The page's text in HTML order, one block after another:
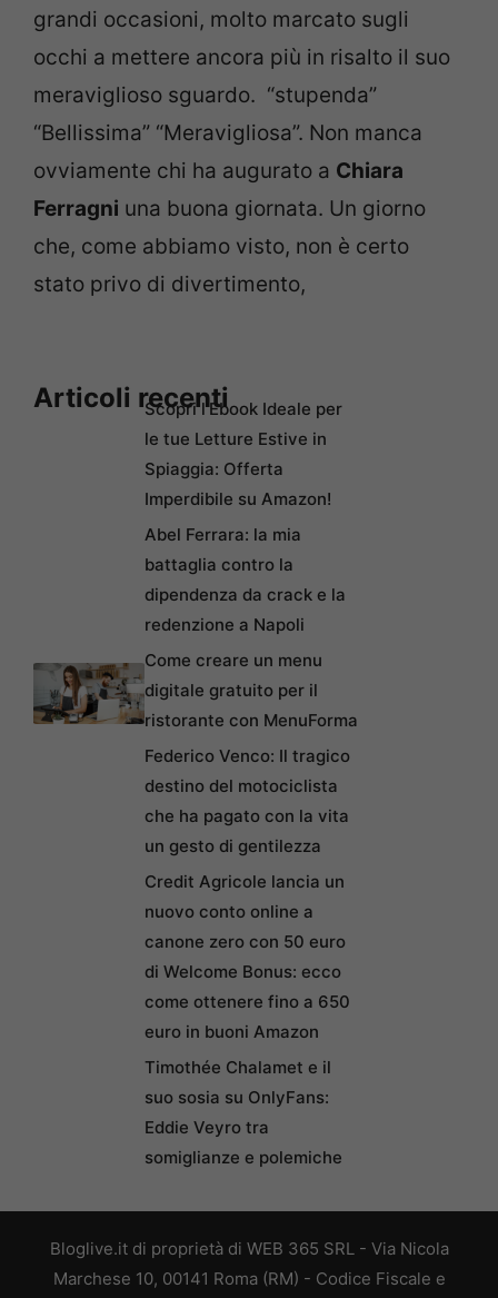
grandi occasioni, molto marcato sugli
occhi a mettere ancora più in risalto il suo
meraviglioso sguardo. “stupenda”
“Bellissima” “Meravigliosa”. Non manca
ovviamente chi ha augurato a Chiara
Ferragni una buona giornata. Un giorno
che, come abbiamo visto, non è certo
stato privo di divertimento,
Articoli recentiScopri l’Ebook Ideale per
le tue Letture Estive in
Spiaggia: Offerta
Imperdibile su Amazon!
Abel Ferrara: la mia
battaglia contro la
dipendenza da crack e la
redenzione a Napoli
Come creare un menu
digitale gratuito per il
ristorante con MenuForma
Federico Venco: Il tragico
destino del motociclista
che ha pagato con la vita
un gesto di gentilezza
Credit Agricole lancia un
nuovo conto online a
canone zero con 50 euro
di Welcome Bonus: ecco
come ottenere fino a 650
euro in buoni Amazon
Timothée Chalamet e il
suo sosia su OnlyFans:
Eddie Veyro tra
somiglianze e polemiche
Bloglive.it di proprietà di WEB 365 SRL - Via Nicola
Marchese 10, 00141 Roma (RM) - Codice Fiscale e